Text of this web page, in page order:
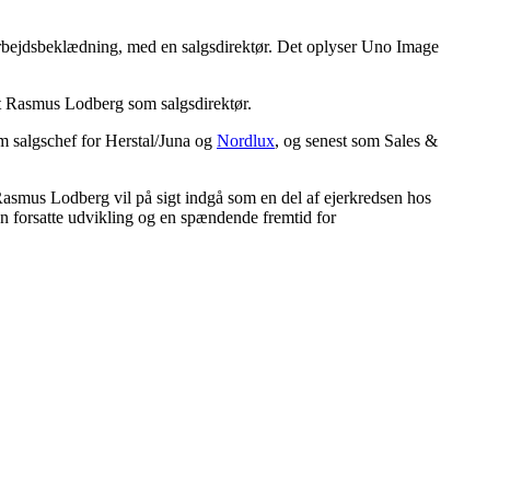
med en salgsdirektør. Det oplyser Uno Image
Lodberg som salgsdirektør.
salgschef for Herstal/Juna og Nordlux, og senest som Sales &
Lodberg vil på sigt indgå som en del af ejerkredsen hos
forsatte udvikling og en spændende fremtid for